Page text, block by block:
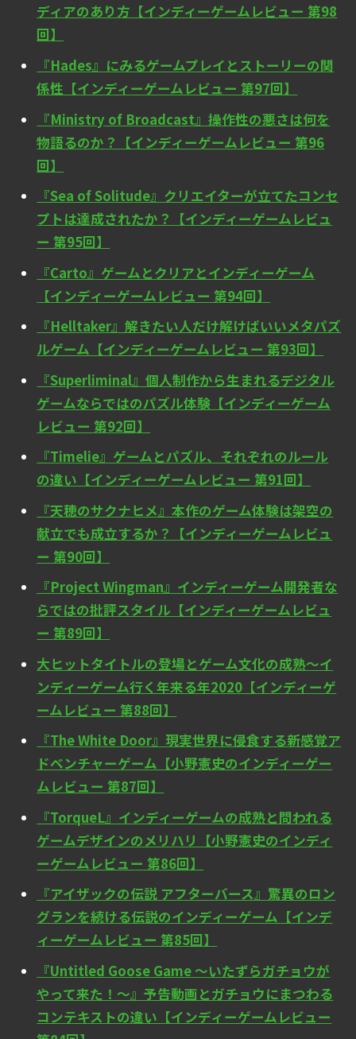
ディアのあり方【インディーゲームレビュー 第98
回】
『Hades』にみるゲームプレイとストーリーの関
係性【インディーゲームレビュー 第97回】
『Ministry of Broadcast』操作性の悪さは何を
物語るのか？【インディーゲームレビュー 第96
回】
『Sea of Solitude』クリエイターが立てたコンセ
プトは達成されたか？【インディーゲームレビュ
ー 第95回】
『Carto』ゲームとクリアとインディーゲーム
【インディーゲームレビュー 第94回】
『Helltaker』解きたい人だけ解けばいいメタパズ
ルゲーム【インディーゲームレビュー 第93回】
『Superliminal』個人制作から生まれるデジタル
ゲームならではのパズル体験【インディーゲーム
レビュー 第92回】
『Timelie』ゲームとパズル、それぞれのルール
の違い【インディーゲームレビュー 第91回】
『天穂のサクナヒメ』本作のゲーム体験は架空の
献立でも成立するか？【インディーゲームレビュ
ー 第90回】
『Project Wingman』インディーゲーム開発者な
らではの批評スタイル【インディーゲームレビュ
ー 第89回】
大ヒットタイトルの登場とゲーム文化の成熟～イ
ンディーゲーム行く年来る年2020【インディーゲ
ームレビュー 第88回】
『The White Door』現実世界に侵食する新感覚ア
ドベンチャーゲーム【小野憲史のインディーゲー
ムレビュー 第87回】
『TorqueL』インディーゲームの成熟と問われる
ゲームデザインのメリハリ【小野憲史のインディ
ーゲームレビュー 第86回】
『アイザックの伝説 アフターバース』驚異のロン
グランを続ける伝説のインディーゲーム【インデ
ィーゲームレビュー 第85回】
『Untitled Goose Game ～いたずらガチョウが
やって来た！～』予告動画とガチョウにまつわる
コンテキストの違い【インディーゲームレビュー